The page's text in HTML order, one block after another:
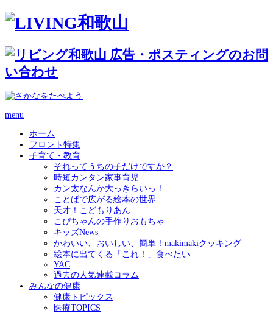
menu
ホーム
フロント特集
子育て・教育
それってうちの子だけですか？
時短カンタン家事育児
カン太なんか大っきらいっ！
ことばで広がる絵本の世界
天才！こどもりあん
こぴちゃんの手作りおもちゃ
キッズNews
かわいい、おいしい、簡単！makimakiクッキング
絵本に出てくる「これ！」食べたい
YAC
過去の人気連載コラム
みんなの健康
健康トピックス
医療TOPICS